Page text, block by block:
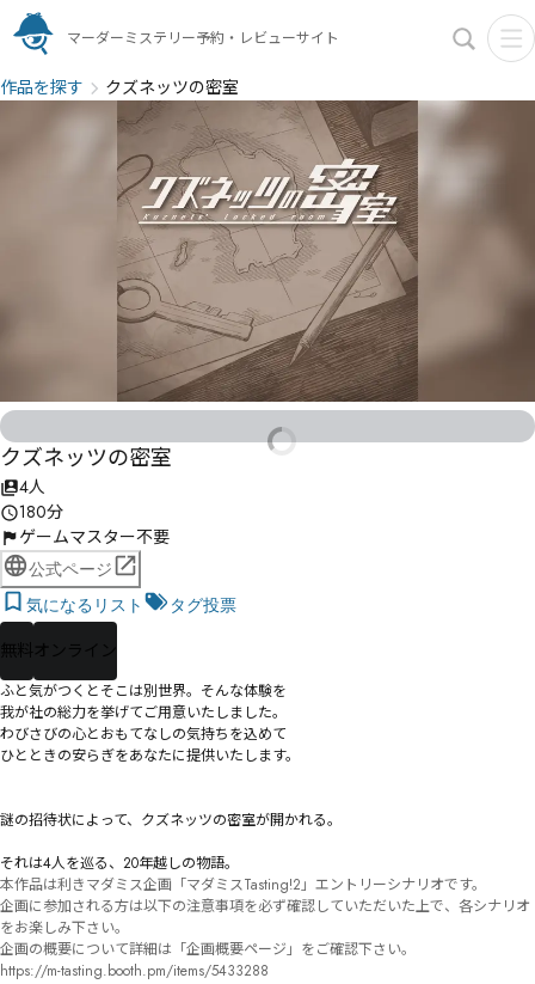
マーダーミステリー予約・レビューサイト
作品を探す クズネッツの密室
クズネッツの密室
4人
180分
ゲームマスター不要
公式ページ
気になるリスト
タグ投票
無料 オンライン
ふと気がつくとそこは別世界。そんな体験を
我が社の総力を挙げてご用意いたしました。
わびさびの心とおもてなしの気持ちを込めて
ひとときの安らぎをあなたに提供いたします。
――謎の招待状によって、クズネッツの密室が開かれる。
それは4人を巡る、20年越しの物語。
本作品は利きマダミス企画「マダミスTasting!2」エントリーシナリオです。
企画に参加される方は以下の注意事項を必ず確認していただいた上で、各シナリオ
をお楽しみ下さい。
企画の概要について詳細は「企画概要ページ」をご確認下さい。
https://m-tasting.booth.pm/items/5433288